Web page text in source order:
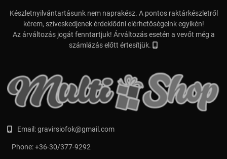
Készletnyilvántartásunk nem naprakész. A pontos raktárkészletről
kérem, szíveskedjenek érdeklődni elérhetőségeink egyikén!
Az árváltozás jogát fenntartjuk! Árváltozás esetén a vevőt még a
számlázás előtt értesítjük.
Email:gravirsiofok@gmail.com
Phone:+36-30/377-9292